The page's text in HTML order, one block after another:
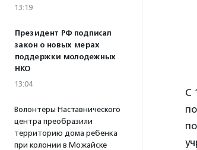
13:19
Президент РФ подписал
закон о новых мерах
поддержки молодежных
НКО
13:04
Волонтеры Наставнического
центра преобразили
территорию дома ребенка
при колонии в Можайске
С